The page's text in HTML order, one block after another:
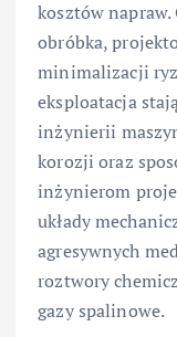
kosztów
obróbka,
minimalizacji
eksploatacja
inżynierii
korozji oraz
inżynierom
układy
agresywnych
roztwory
gazy spalinowe.